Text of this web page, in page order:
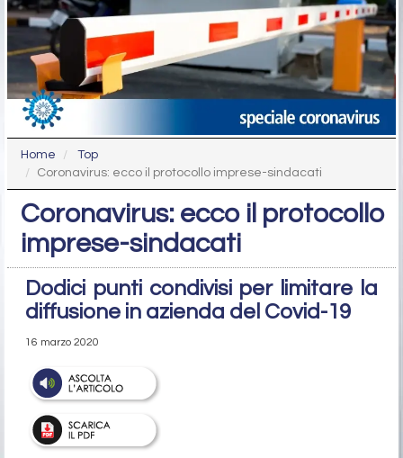
Home
Top
Coronavirus: ecco il protocollo imprese-sindacati
Coronavirus: ecco il protocollo
imprese-sindacati
Dodici punti condivisi per limitare la
diffusione in azienda del Covid-19
16 marzo 2020